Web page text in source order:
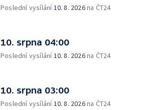
Poslední vysílání10. 8. 2026na ČT24
10. srpna 04:00
Poslední vysílání10. 8. 2026na ČT24
10. srpna 03:00
Poslední vysílání10. 8. 2026na ČT24